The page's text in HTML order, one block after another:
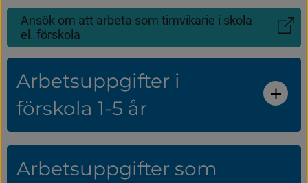
Ansök om att arbeta som timvikarie i skola
el. förskola
(Länk
till
annan
webbplats)
Arbetsuppgifter i
förskola 1-5 år
Arbetsuppgifter som